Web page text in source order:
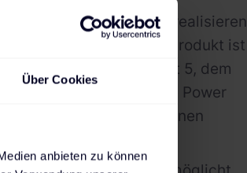
Über Cookies
anbieten zu können
erprobt wurde, realisieren
Das neue V2G-Produkt ist
mit dem Renault 5, dem
Energievertrag Mobilize Power
für viele Endkund:innen
Nutzen.